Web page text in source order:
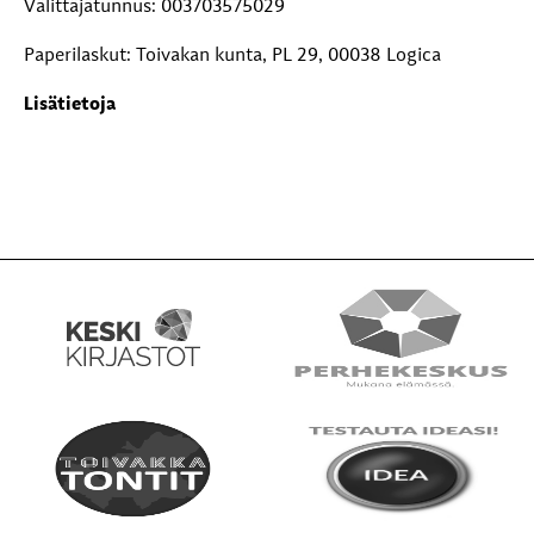
Välittäjätunnus: 003703575029
Paperilaskut: Toivakan kunta, PL 29, 00038 Logica
Lisätietoja